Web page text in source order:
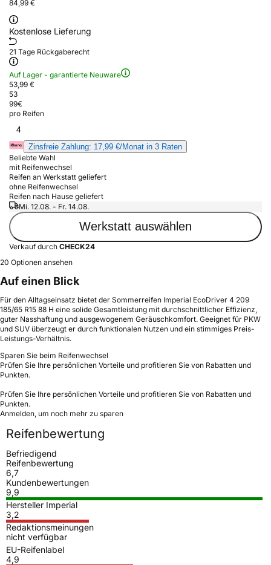
84,99 €
Kostenlose Lieferung
21 Tage Rückgaberecht
Auf Lager - garantierte Neuware
53,99 €
53
99€
pro Reifen
4
Zinsfreie Zahlung: 17,99 €/Monat in 3 Raten
Beliebte Wahl
mit Reifenwechsel
Reifen an Werkstatt geliefert
ohne Reifenwechsel
Reifen nach Hause geliefert
Mi. 12.08. - Fr. 14.08.
Werkstatt auswählen
Verkauf durch CHECK24
20 Optionen ansehen
Auf einen Blick
Für den Alltagseinsatz bietet der Sommerreifen Imperial EcoDriver 4 209
185/65 R15 88 H eine solide Gesamtleistung mit durchschnittlicher Effizienz,
guter Nasshaftung und ausgewogenem Geräuschkomfort. Geeignet für PKW
und SUV überzeugt er durch funktionalen Nutzen und ein stimmiges Preis-
Leistungs-Verhältnis.
Sparen Sie beim Reifenwechsel
Prüfen Sie Ihre persönlichen Vorteile und profitieren Sie von Rabatten und
Punkten.
Prüfen Sie Ihre persönlichen Vorteile und profitieren Sie von Rabatten und
Punkten.
Anmelden, um noch mehr zu sparen
Reifenbewertung
Befriedigend
Reifenbewertung
6,7
Kundenbewertungen
9,9
Hersteller Imperial
3,2
Redaktionsmeinungen
nicht verfügbar
EU-Reifenlabel
4,9